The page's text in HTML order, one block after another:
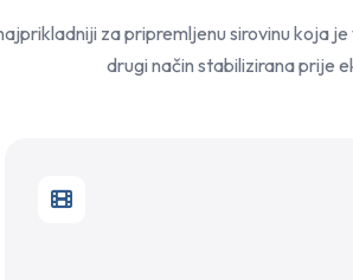
za pripremljenu sirovinu koja
drugi način stabilizirana prije